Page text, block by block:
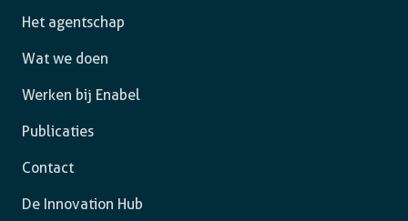
Het agentschap
Wat we doen
Werken bij Enabel
Publicaties
Contact
De Innovation Hub